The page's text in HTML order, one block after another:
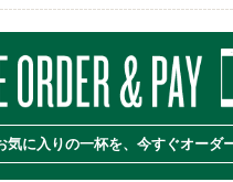
気に入りの一杯を、今すぐオーダ